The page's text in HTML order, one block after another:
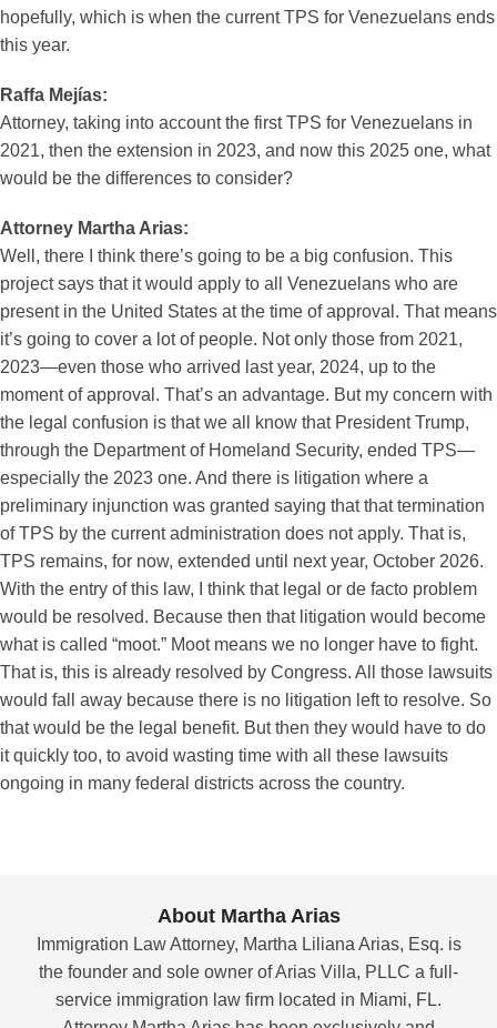
hopefully, which is when the current TPS for Venezuelans ends
this year.
Raffa Mejías:
Attorney, taking into account the first TPS for Venezuelans in
2021, then the extension in 2023, and now this 2025 one, what
would be the differences to consider?
Attorney Martha Arias:
Well, there I think there’s going to be a big confusion. This
project says that it would apply to all Venezuelans who are
present in the United States at the time of approval. That means
it’s going to cover a lot of people. Not only those from 2021,
2023—even those who arrived last year, 2024, up to the
moment of approval. That’s an advantage. But my concern with
the legal confusion is that we all know that President Trump,
through the Department of Homeland Security, ended TPS—
especially the 2023 one. And there is litigation where a
preliminary injunction was granted saying that that termination
of TPS by the current administration does not apply. That is,
TPS remains, for now, extended until next year, October 2026.
With the entry of this law, I think that legal or de facto problem
would be resolved. Because then that litigation would become
what is called “moot.” Moot means we no longer have to fight.
That is, this is already resolved by Congress. All those lawsuits
would fall away because there is no litigation left to resolve. So
that would be the legal benefit. But then they would have to do
it quickly too, to avoid wasting time with all these lawsuits
ongoing in many federal districts across the country.
About Martha Arias
Immigration Law Attorney, Martha Liliana Arias, Esq. is
the founder and sole owner of Arias Villa, PLLC a full-
service immigration law firm located in Miami, FL.